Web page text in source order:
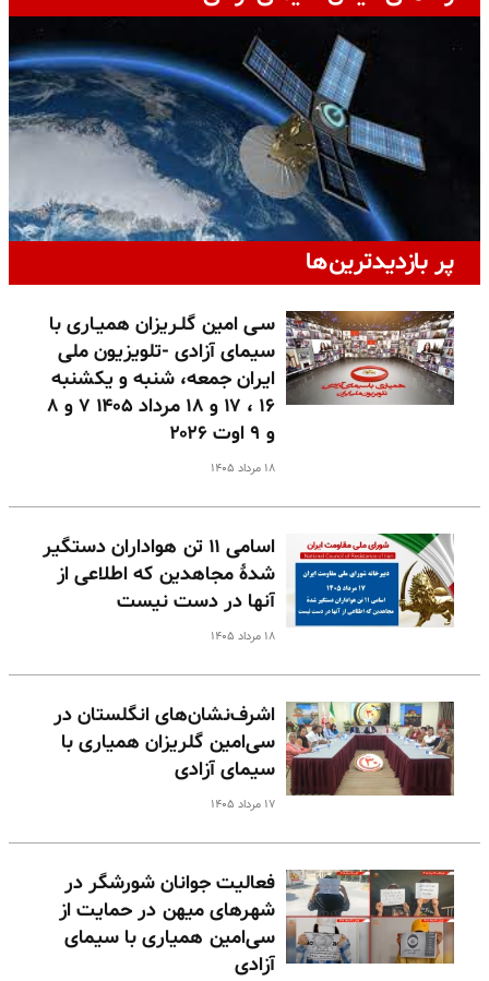
پر بازدیدترین‌ها
سـی امین گلـریزان همیـاری با
سیمای آزادی -تلویزیون ملی
ایران جمعه، شنبه و یکشنبه
۱۶ ، ۱۷ و ۱۸ مرداد ۱۴۰۵ ۷ و ۸
و ۹ اوت ۲۰۲۶
۱۸ مرداد ۱۴۰۵
اسامی ۱۱ تن هواداران دستگیر
شدهٔ مجاهدین که اطلاعی از
آنها در دست نیست
۱۸ مرداد ۱۴۰۵
اشرف‌نشان‌های انگلستان در
سی‌امین گلریزان همیاری با
سیمای آزادی
۱۷ مرداد ۱۴۰۵
فعالیت جوانان شورشگر در
شهرهای میهن در حمایت از
سی‌امین همیاری با سیمای
آزادی